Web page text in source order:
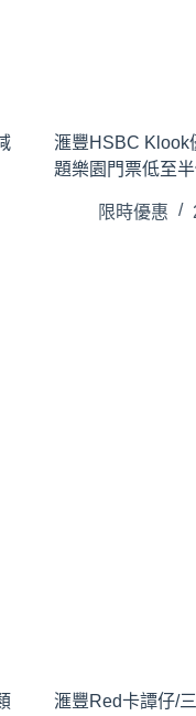
滙豐HSBC Klook
題樂園門票低至半
限時優惠
滙豐Red卡譚仔/